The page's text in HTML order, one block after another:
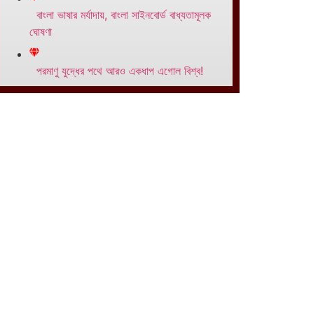
বাংলা ভাষার মর্যাদায়, বাংলা সাইনবোর্ড বাধ্যতামূলক
ঘোষণা
পরমাণু যুদ্ধের পথে আরও একধাপ এগোল বিশ্ব!